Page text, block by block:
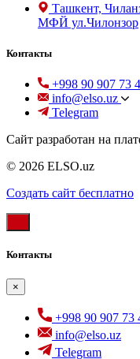
Ташкент,
МФЙ ул.Чилонзор
Контакты
+998 90 907 73
info@elso.uz
Telegram
Сайт разработан на
© 2026 ELSO.uz
Создать cайт бесплатно
Контакты
×
+998 90 907 73
info@elso.uz
Telegram